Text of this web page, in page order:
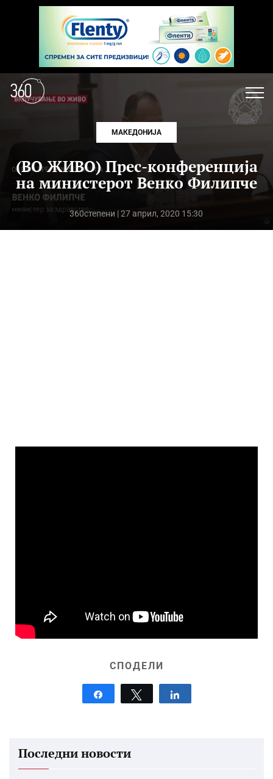
МАКЕДОНИЈА
(ВО ЖИВО) Прес-конференција
на министерот Венко Филипче
360степени | 27 април, 2020 15:30
СПОДЕЛИ
Tweet
Последни новости